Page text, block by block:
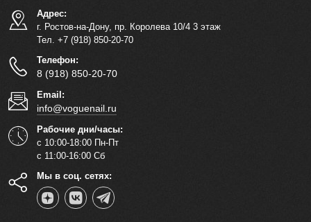
Адрес:
г. Ростов-на-Дону, пр. Королева 10/4 3 этаж
Тел. +7 (918) 850-20-70
Телефон:
8 (918) 850-20-70
Email:
info@voguenail.ru
Рабочие дни/часы:
с 10:00-18:00 Пн-Пт
с 11:00-16:00 Сб
Мы в соц. сетях: